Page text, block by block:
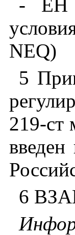
- EH
NEQ)
5
219-ст
введен
6